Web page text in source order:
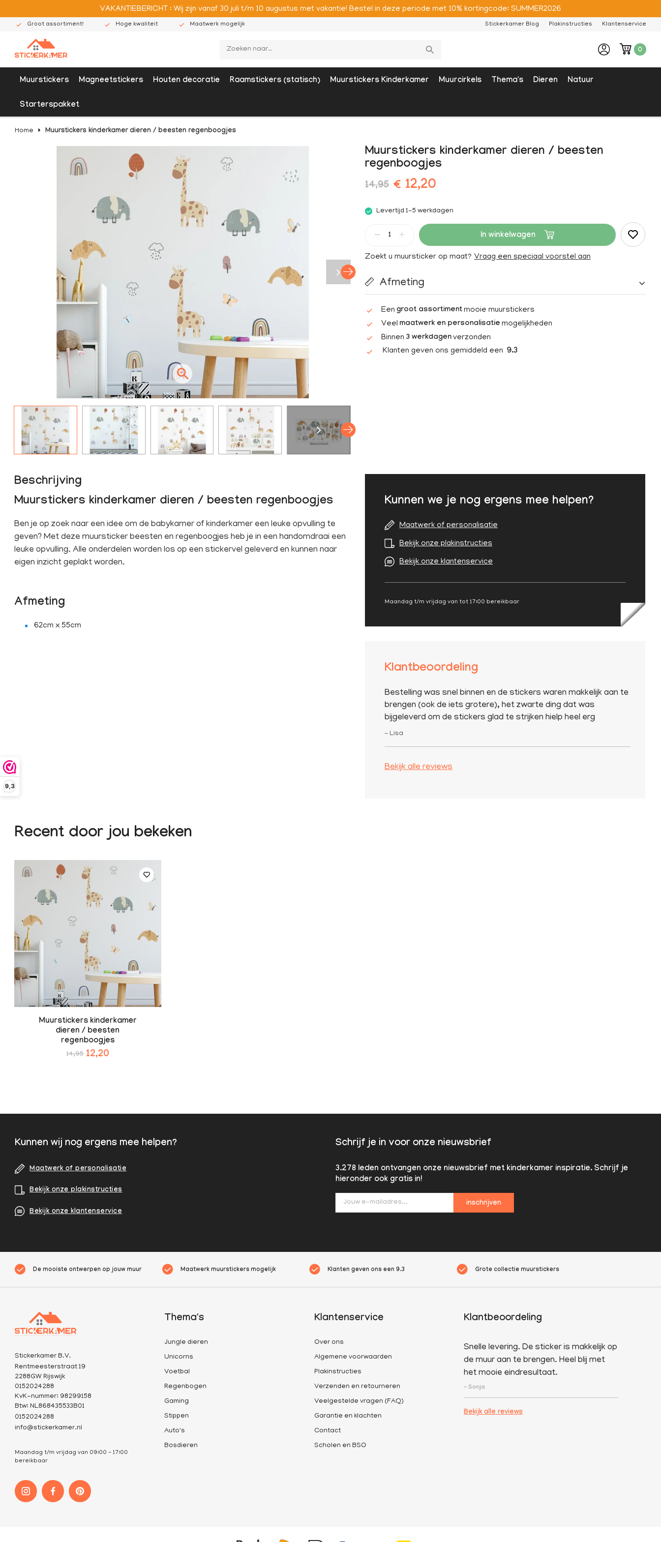
9,3
VAKANTIEBERICHT : Wij zijn vanaf 30 juli t/m 10 augustus met vakantie! Bestel in deze periode met 10% kortingcode: SUMMER2026
Groot assortiment! Hoge kwaliteit Maatwerk mogelijk Stickerkamer Blog Plakinstructies Klantenservice
0
Muurstickers Magneetstickers Houten decoratie Raamstickers (statisch) Muurstickers Kinderkamer Muurcirkels Thema's Dieren Natuur
Starterspakket
Home Muurstickers kinderkamer dieren / beesten regenboogjes
Muurstickers kinderkamer dieren / beesten
regenboogjes
14,95 € 12,20
Levertijd 1-5 werkdagen
In winkelwagen
Zoekt u muursticker op maat? Vraag een speciaal voorstel aan
Afmeting
Een groot assortimentmooie muurstickers
Veel maatwerk en personalisatie mogelijkheden
Binnen 3 werkdagenverzonden
Klanten geven ons gemiddeld een 9.3
Beschrijving
Muurstickers kinderkamer dieren / beesten regenboogjes
Ben je op zoek naar een idee om de babykamer of kinderkamer een leuke opvulling te
geven? Met deze muursticker beesten en regenboogjes heb je in een handomdraai een
leuke opvulling. Alle onderdelen worden los op een stickervel geleverd en kunnen naar
eigen inzicht geplakt worden.
Afmeting
62cm x 55cm
Kunnen we je nog ergens mee helpen?
Maatwerk of personalisatie
Bekijk onze plakinstructies
Bekijk onze klantenservice
Maandag t/m vrijdag van tot 17:00 bereikbaar
Klantbeoordeling
Bestelling was snel binnen en de stickers waren makkelijk aan te
brengen (ook de iets grotere), het zwarte ding dat was
bijgeleverd om de stickers glad te strijken hielp heel erg
– Lisa
Bekijk alle reviews
Recent door jou bekeken
Muurstickers kinderkamer
dieren / beesten
regenboogjes
14,95 12,20
Kunnen wij nog ergens mee helpen?
Maatwerk of personalisatie
Bekijk onze plakinstructies
Bekijk onze klantenservice
Schrijf je in voor onze nieuwsbrief
3.278 leden ontvangen onze nieuwsbrief met kinderkamer inspiratie. Schrijf je
hieronder ook gratis in!
inschrijven
De mooiste ontwerpen op jouw muur Maatwerk muurstickers mogelijk Klanten geven ons een9.3 Grote collectie muurstickers
Stickerkamer B.V.
Rentmeesterstraat 19
2288GW Rijswijk
0152024288
KvK-nummer: 98299158
Btw: NL868435533B01
0152024288
info@stickerkamer.nl
Maandag t/m vrijdag van 09:00 - 17:00
bereikbaar
Thema's
Jungle dieren
Unicorns
Voetbal
Regenbogen
Gaming
Stippen
Auto's
Bosdieren
Klantenservice
Over ons
Algemene voorwaarden
Plakinstructies
Verzenden en retourneren
Veelgestelde vragen (FAQ)
Garantie en klachten
Contact
Scholen en BSO
Klantbeoordeling
Snelle levering. De sticker is makkelijk op
de muur aan te brengen. Heel blij met
het mooie eindresultaat.
- Sonja
Bekijk alle reviews